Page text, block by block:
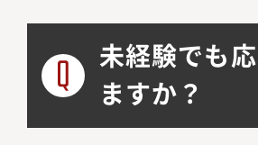
未経験でも
ますか？